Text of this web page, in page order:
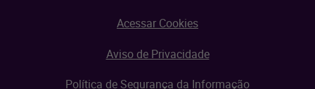
Acessar Cookies
Aviso de Privacidade
Política de Segurança da Informação